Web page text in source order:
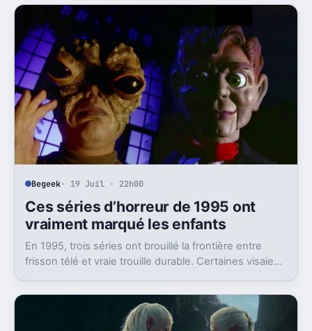
Begeek· 19 Juil · 22h00
Ces séries d’horreur de 1995 ont
vraiment marqué les enfants
En 1995, trois séries ont brouillé la frontière entre
frisson télé et vraie trouille durable. Certaines visaient